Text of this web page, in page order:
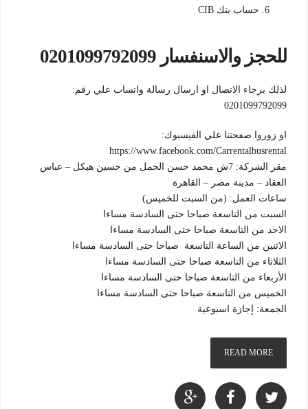
حساب بنك CIB
للحجز والاسنفسار 0201099792099
لذلك برجاء الاتصال او ارسال رسالة واتساب علي رقم:
0201099792099
او زوروا صفحتنا علي الفيسبوك:
https://www.facebook.com/Carrentalbusrental
مقر الشركة: 7ش محمد حسن الجمل من حسين هيكل – عباس
العقاد – مدينة مصر – القاهرة
ساعات العمل: (من السبت للخميس)
السبت من التاسعة صباحا حتى السادسة مساءا
الاحد من التاسعة صباحا حتى السادسة مساءا
الاثنين من الساعة التاسعة صباحا حتى السادسة مساءا
الثلاثاء من التاسعة صباحا حتى السادسة مساءا
الأربعاء من التاسعة صباحا حتى السادسة مساءا
الخميس من التاسعة صباحا حتى السادسة مساءا
الجمعة: إجازة اسبوعية
READ MORE